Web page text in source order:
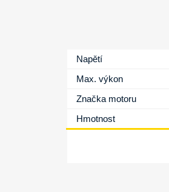
Napětí
Max. výkon
Značka motoru
Hmotnost